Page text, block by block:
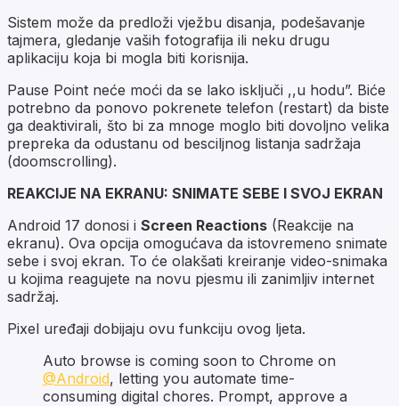
Sistem može da predloži vježbu disanja, podešavanje
tajmera, gledanje vaših fotografija ili neku drugu
aplikaciju koja bi mogla biti korisnija.
Pause Point neće moći da se lako isključi ,,u hodu”. Biće
potrebno da ponovo pokrenete telefon (restart) da biste
ga deaktivirali, što bi za mnoge moglo biti dovoljno velika
prepreka da odustanu od besciljnog listanja sadržaja
(doomscrolling).
REAKCIJE NA EKRANU: SNIMATE SEBE I SVOJ EKRAN
Android 17 donosi i Screen Reactions (Reakcije na
ekranu). Ova opcija omogućava da istovremeno snimate
sebe i svoj ekran. To će olakšati kreiranje video-snimaka
u kojima reagujete na novu pjesmu ili zanimljiv internet
sadržaj.
Pixel uređaji dobijaju ovu funkciju ovog ljeta.
Auto browse is coming soon to Chrome on
@Android, letting you automate time-
consuming digital chores. Prompt, approve a